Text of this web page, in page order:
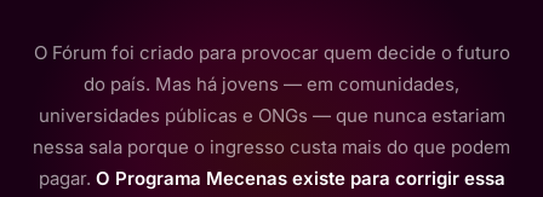
O Fórum foi criado para provocar quem decide o futuro
do país. Mas há jovens — em comunidades,
universidades públicas e ONGs — que nunca estariam
nessa sala porque o ingresso custa mais do que podem
pagar. O Programa Mecenas existe para corrigir essa